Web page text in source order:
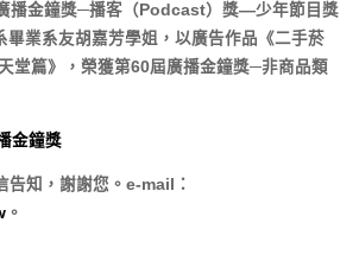
播金鐘獎─播客（Podcast）獎—少年節目獎
畢業系友胡嘉芳學姐，以廣告作品《二手菸
堂篇》，榮獲第60屆廣播金鐘獎─非商品類
金鐘獎
告知，謝謝您。e-mail：
。